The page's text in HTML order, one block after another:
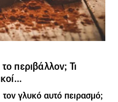
περιβάλλον; Τι
τον γλυκό αυτό πειρασμό;